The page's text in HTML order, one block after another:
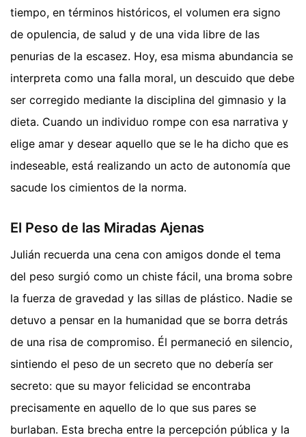
tiempo, en términos históricos, el volumen era signo
de opulencia, de salud y de una vida libre de las
penurias de la escasez. Hoy, esa misma abundancia se
interpreta como una falla moral, un descuido que debe
ser corregido mediante la disciplina del gimnasio y la
dieta. Cuando un individuo rompe con esa narrativa y
elige amar y desear aquello que se le ha dicho que es
indeseable, está realizando un acto de autonomía que
sacude los cimientos de la norma.
El Peso de las Miradas Ajenas
Julián recuerda una cena con amigos donde el tema
del peso surgió como un chiste fácil, una broma sobre
la fuerza de gravedad y las sillas de plástico. Nadie se
detuvo a pensar en la humanidad que se borra detrás
de una risa de compromiso. Él permaneció en silencio,
sintiendo el peso de un secreto que no debería ser
secreto: que su mayor felicidad se encontraba
precisamente en aquello de lo que sus pares se
burlaban. Esta brecha entre la percepción pública y la